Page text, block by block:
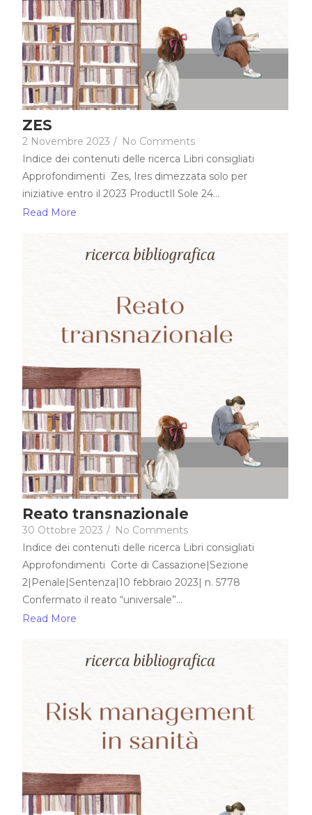
ZES
2 Novembre 2023 / No Comments
Indice dei contenuti delle ricerca Libri consigliati
Approfondimenti Zes, Ires dimezzata solo per
iniziative entro il 2023 ProductIl Sole 24...
Read More
Reato transnazionale
30 Ottobre 2023 / No Comments
Indice dei contenuti delle ricerca Libri consigliati
Approfondimenti Corte di Cassazione|Sezione
2|Penale|Sentenza|10 febbraio 2023| n. 5778
Confermato il reato “universale”...
Read More